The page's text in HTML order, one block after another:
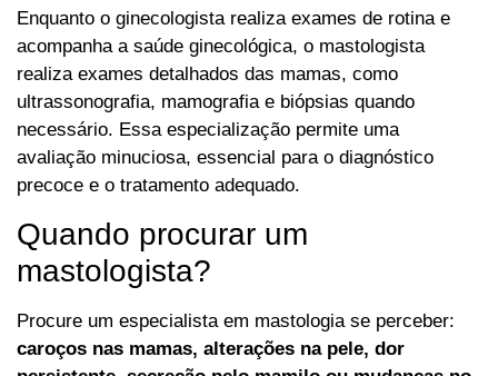
Enquanto o ginecologista realiza exames de rotina e
acompanha a saúde ginecológica, o mastologista
realiza exames detalhados das mamas, como
ultrassonografia, mamografia e biópsias quando
necessário. Essa especialização permite uma
avaliação minuciosa, essencial para o diagnóstico
precoce e o tratamento adequado.
Quando procurar um
mastologista?
Procure um especialista em mastologia se perceber:
caroços nas mamas, alterações na pele, dor